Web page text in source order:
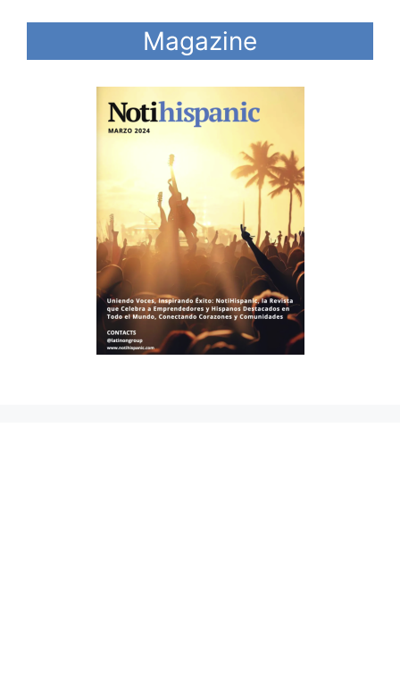
Magazine